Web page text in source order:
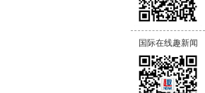
国际在线趣新闻